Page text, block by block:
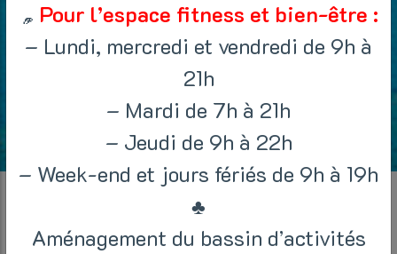
Pour l’espace fitness et bien-être :
– Lundi, mercredi et vendredi de 9h à
21h
– Mardi de 7h à 21h
– Jeudi de 9h à 22h
– Week-end et jours fériés de 9h à 19h
♣
Aménagement du bassin d’activités